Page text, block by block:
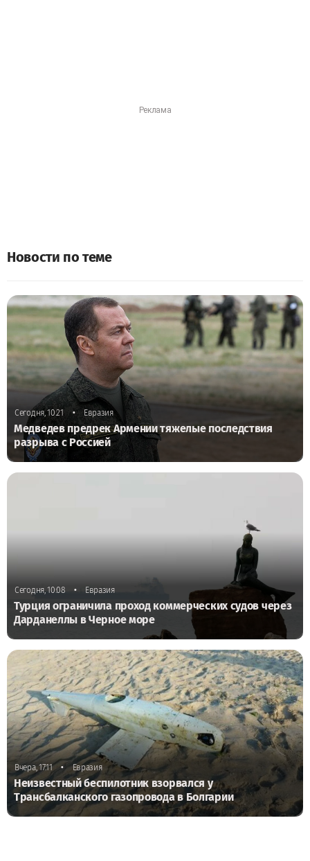
Новости по теме
Сегодня, 10:21 • Евразия
Медведев предрек Армении тяжелые последствия
разрыва с Россией
Сегодня, 10:08 • Евразия
Турция ограничила проход коммерческих судов через
Дарданеллы в Черное море
Вчера, 17:11 • Евразия
Неизвестный беспилотник взорвался у
Трансбалканского газопровода в Болгарии